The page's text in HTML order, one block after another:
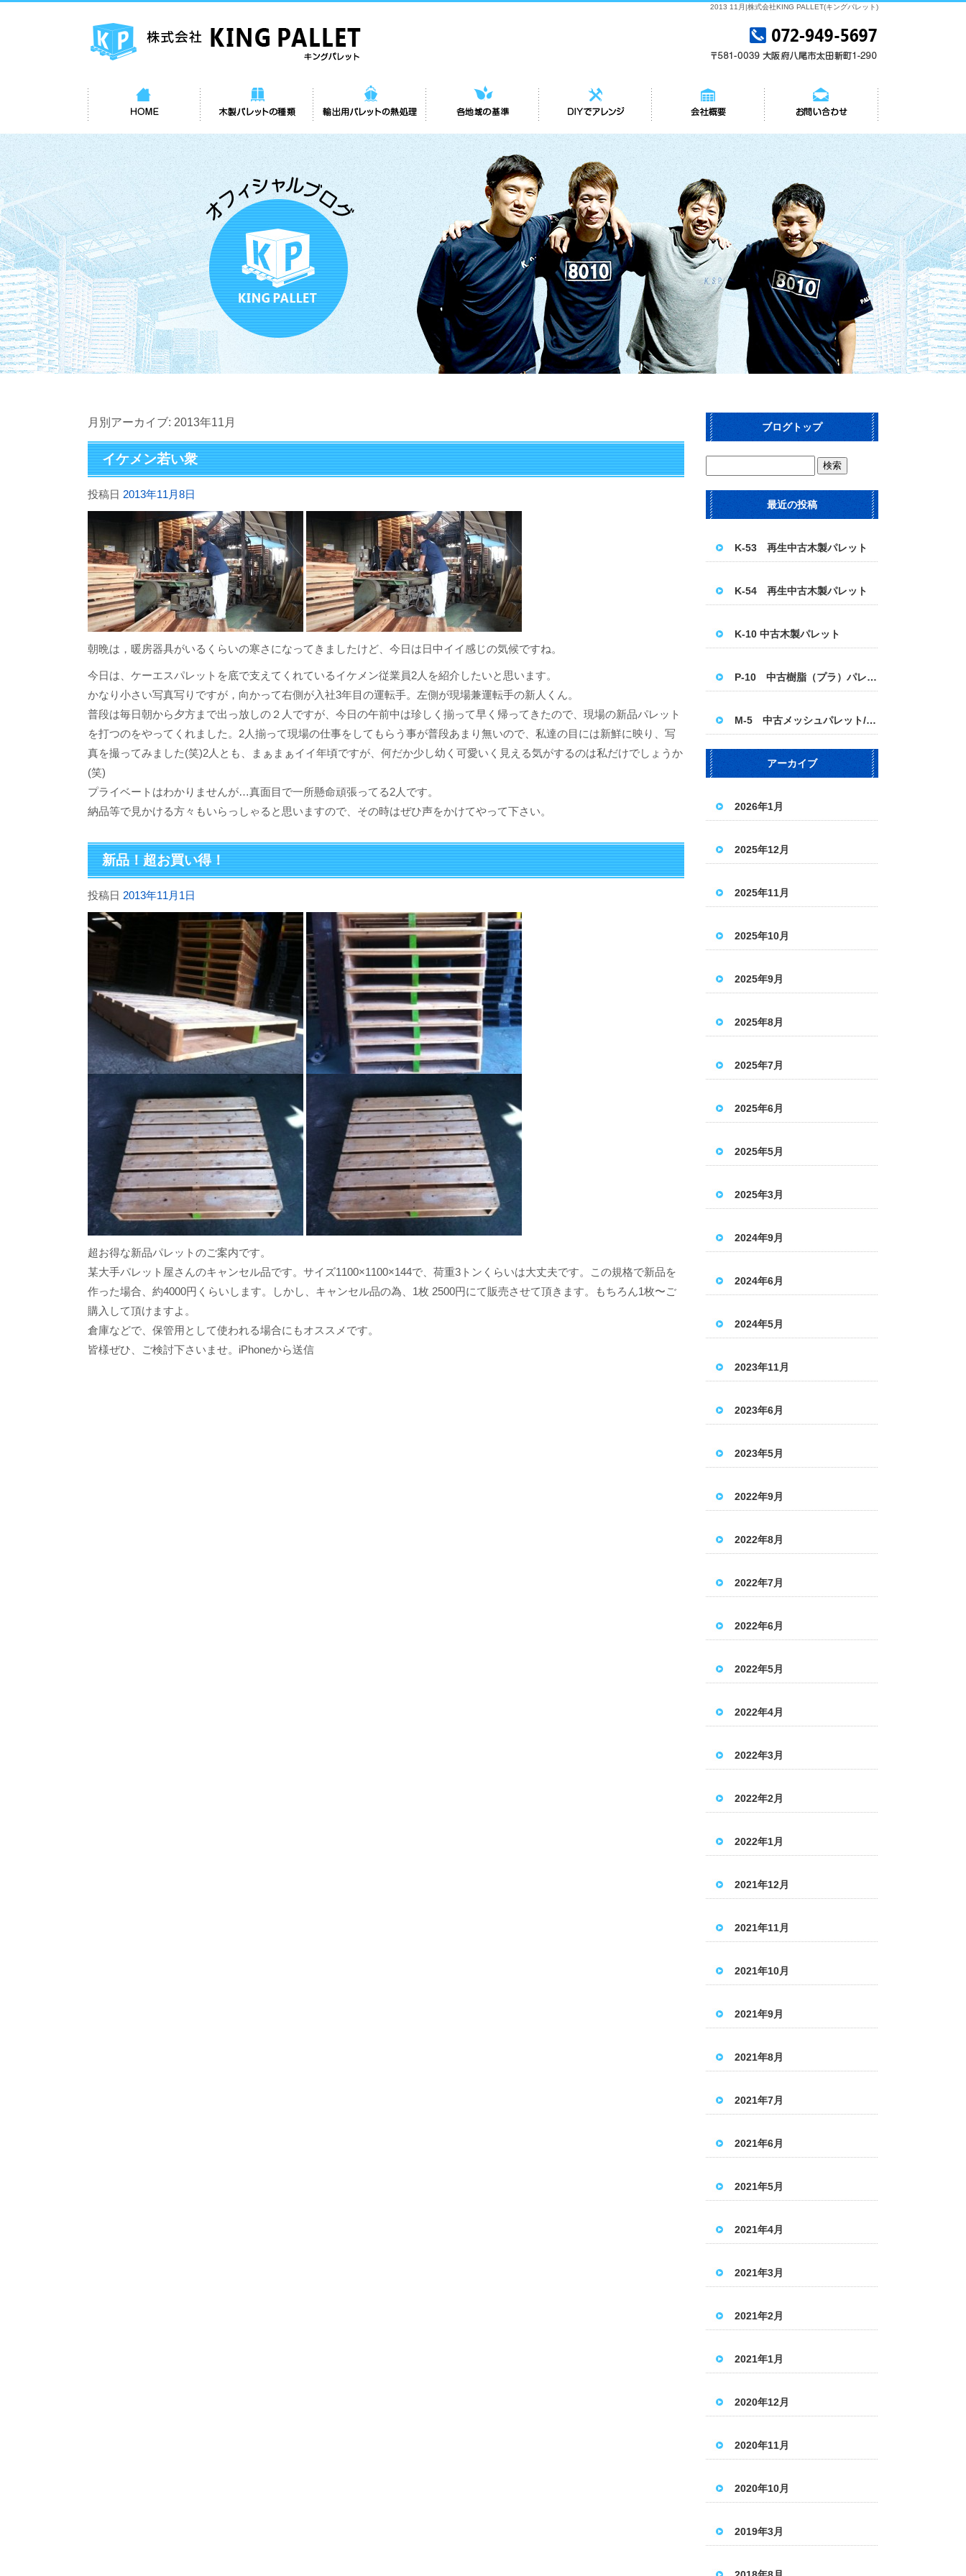
2013 11月|株式会社KING PALLET(キングパレット)
月別アーカイブ: 2013年11月
イケメン若い衆
投稿日 2013年11月8日
朝晩は，暖房器具がいるくらいの寒さになってきましたけど、今日は日中イイ感じの気候ですね。
今日は、ケーエスパレットを底で支えてくれているイケメン従業員2人を紹介したいと思います。
かなり小さい写真写りですが，向かって右側が入社3年目の運転手。左側が現場兼運転手の新人くん。
普段は毎日朝から夕方まで出っ放しの２人ですが、今日の午前中は珍しく揃って早く帰ってきたので、現場の新品パレット
を打つのをやってくれました。2人揃って現場の仕事をしてもらう事が普段あまり無いので、私達の目には新鮮に映り、写
真を撮ってみました(笑)2人とも、まぁまぁイイ年頃ですが、何だか少し幼く可愛いく見える気がするのは私だけでしょうか
(笑)
プライベートはわかりませんが…真面目で一所懸命頑張ってる2人です。
納品等で見かける方々もいらっしゃると思いますので、その時はぜひ声をかけてやって下さい。
新品！超お買い得！
投稿日 2013年11月1日
超お得な新品パレットのご案内です。
某大手パレット屋さんのキャンセル品です。サイズ1100×1100×144で、荷重3トンくらいは大丈夫です。この規格で新品を
作った場合、約4000円くらいします。しかし、キャンセル品の為、1枚 2500円にて販売させて頂きます。もちろん1枚〜ご
購入して頂けますよ。
倉庫などで、保管用として使われる場合にもオススメです。
皆様ぜひ、ご検討下さいませ。iPhoneから送信
ブログトップ
最近の投稿
K-53 再生中古木製パレット
K-54 再生中古木製パレット
K-10 中古木製パレット
P-10 中古樹脂（プラ）パレット 1100×1100
M-5 中古メッシュパレット/パレティーナ＜ハーフ＞
アーカイブ
2026年1月
2025年12月
2025年11月
2025年10月
2025年9月
2025年8月
2025年7月
2025年6月
2025年5月
2025年3月
2024年9月
2024年6月
2024年5月
2023年11月
2023年6月
2023年5月
2022年9月
2022年8月
2022年7月
2022年6月
2022年5月
2022年4月
2022年3月
2022年2月
2022年1月
2021年12月
2021年11月
2021年10月
2021年9月
2021年8月
2021年7月
2021年6月
2021年5月
2021年4月
2021年3月
2021年2月
2021年1月
2020年12月
2020年11月
2020年10月
2019年3月